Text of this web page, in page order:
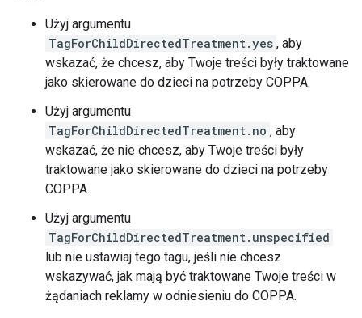
Użyj argumentu
TagForChildDirectedTreatment.yes , aby
wskazać, że chcesz, aby Twoje treści były traktowane
jako skierowane do dzieci na potrzeby COPPA.
Użyj argumentu
TagForChildDirectedTreatment.no , aby
wskazać, że nie chcesz, aby Twoje treści były
traktowane jako skierowane do dzieci na potrzeby
COPPA.
Użyj argumentu
TagForChildDirectedTreatment.unspecified
lub nie ustawiaj tego tagu, jeśli nie chcesz
wskazywać, jak mają być traktowane Twoje treści w
żądaniach reklamy w odniesieniu do COPPA.